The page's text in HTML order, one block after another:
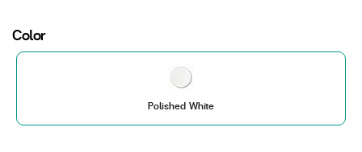
Color
Polished White